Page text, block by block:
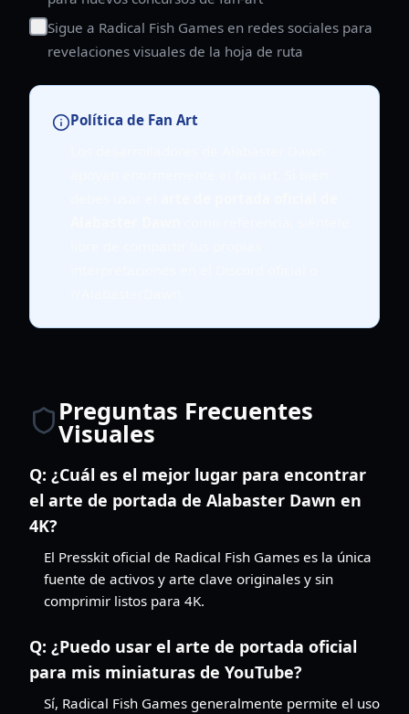
Sigue a Radical Fish Games en redes sociales para
revelaciones visuales de la hoja de ruta
Política de Fan Art
Preguntas Frecuentes
Visuales
Q: ¿Cuál es el mejor lugar para encontrar
el arte de portada de Alabaster Dawn en
4K?
El Presskit oficial de Radical Fish Games es la única
fuente de activos y arte clave originales y sin
comprimir listos para 4K.
Q: ¿Puedo usar el arte de portada oficial
para mis miniaturas de YouTube?
Sí, Radical Fish Games generalmente permite el uso